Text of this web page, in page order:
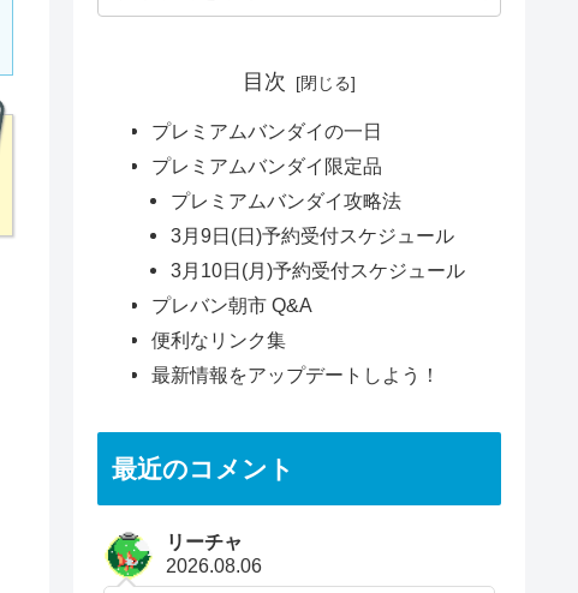
目次
プレミアムバンダイの一日
プレミアムバンダイ限定品
プレミアムバンダイ攻略法
3月9日(日)予約受付スケジュール
3月10日(月)予約受付スケジュール
プレバン朝市 Q&A
便利なリンク集
最新情報をアップデートしよう！
最近のコメント
リーチャ
2026.08.06